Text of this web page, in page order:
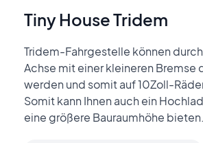
Tiny House Tridem
Tridem-Fahrgestelle können
Achse mit einer kleineren Bremse
werden und somit auf 10Zoll-
Somit kann Ihnen auch ein
eine größere Bauraumhöhe bieten.